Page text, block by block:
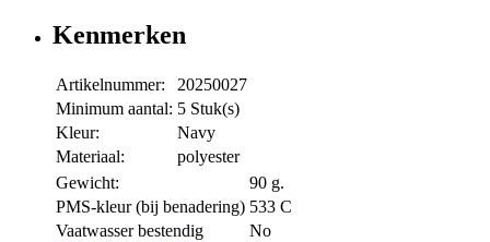
Kenmerken
Artikelnummer:
20250027
Minimum aantal: 5 Stuk(s)
Kleur:
Navy
Materiaal:
polyester
Gewicht:
90 g.
PMS-kleur (bij benadering) 533 C
Vaatwasser bestendig
No